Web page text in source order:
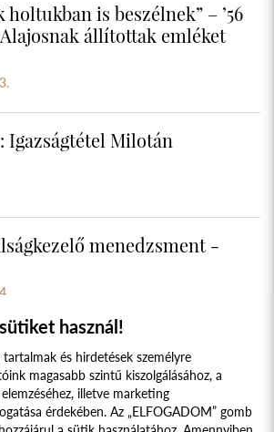
is beszélnek” – ’56
állítottak emléket
Igazságtétel Milotán
menedzsment -
használ!
és hirdetések személyre
magasabb szintű kiszolgálásához, a
illetve marketing
érdekében. Az „ELFOGADOM” gomb